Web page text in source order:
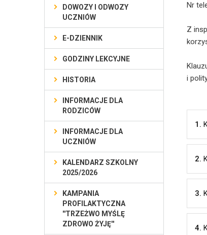
Nr
Z
i
1.
2.
3.
4.
DOWOZY I ODWOZY
UCZNIÓW
E-DZIENNIK
GODZINY LEKCYJNE
HISTORIA
INFORMACJE DLA
RODZICÓW
INFORMACJE DLA
UCZNIÓW
KALENDARZ SZKOLNY
2025/2026
KAMPANIA
PROFILAKTYCZNA
''TRZEŻWO MYŚLĘ
ZDROWO ŻYJĘ''